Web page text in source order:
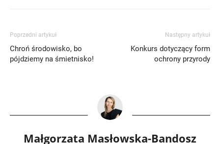
Poprzedni artykuł
Chroń środowisko, bo
pójdziemy na śmietnisko!
Następny artykuł
Konkurs dotyczący form
ochrony przyrody
Małgorzata Masłowska-Bandosz